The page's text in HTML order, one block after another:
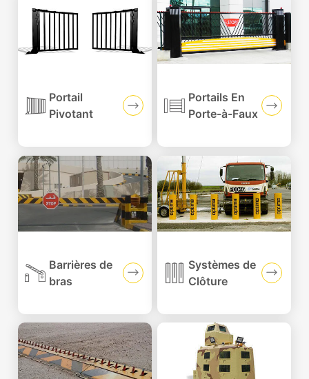
Portail
Pivotant
Portails En
Porte-à-Faux
Barrières de
bras
Systèmes de
Clôture